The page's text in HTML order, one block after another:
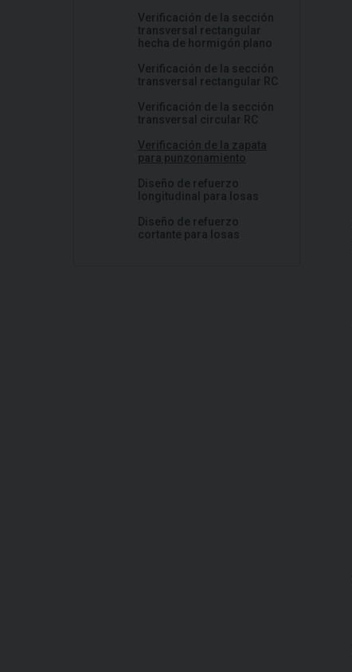
Verificación de la sección
transversal rectangular
hecha de hormigón plano
Verificación de la sección
transversal rectangular RC
Verificación de la sección
transversal circular RC
Verificación de la zapata
para punzonamiento
Diseño de refuerzo
longitudinal para losas
Diseño de refuerzo
cortante para losas